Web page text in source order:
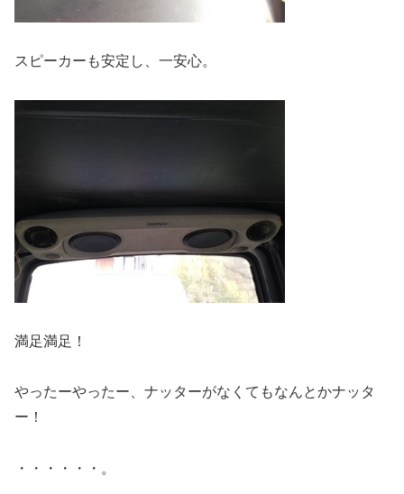
スピーカーも安定し、一安心。
満足満足！
やったーやったー、ナッターがなくてもなんとかナッタ
ー！
・・・・・・。